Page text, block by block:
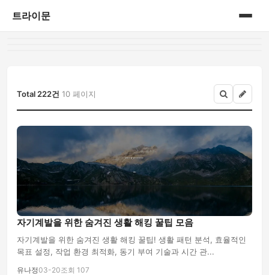
트라이문
Total 222건 10 페이지
자기계발을 위한 숨겨진 생활 해킹 꿀팁 모음
자기계발을 위한 숨겨진 생활 해킹 꿀팁! 생활 패턴 분석, 효율적인
목표 설정, 작업 환경 최적화, 동기 부여 기술과 시간 관...
유나정03-20조회 107